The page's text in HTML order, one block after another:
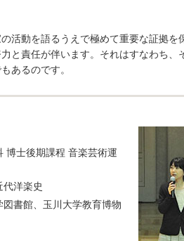
活動を語るうえで極めて重要な証拠を
と責任が伴います。それはすなわち、
あるのです。
博士後期課程 音楽芸術運
洋楽史
書館、玉川大学教育博物